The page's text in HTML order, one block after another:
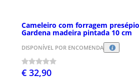
Cameleiro com forragem
Gardena madeira pintada 10 cm
DISPONÍVEL POR ENCOMENDA
€ 32,90